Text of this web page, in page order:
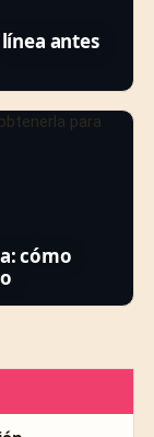
antes
cómo